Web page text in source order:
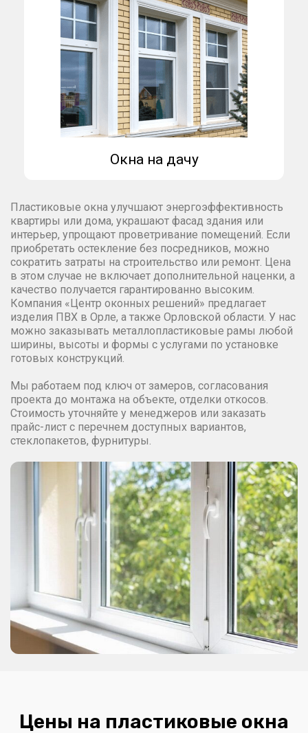
Окна на дачу
Пластиковые окна улучшают энергоэффективность
квартиры или дома, украшают фасад здания или
интерьер, упрощают проветривание помещений. Если
приобретать остекление без посредников, можно
сократить затраты на строительство или ремонт. Цена
в этом случае не включает дополнительной наценки, а
качество получается гарантированно высоким.
Компания «Центр оконных решений» предлагает
изделия ПВХ в Орле, а также Орловской области. У нас
можно заказывать металлопластиковые рамы любой
ширины, высоты и формы с услугами по установке
готовых конструкций.
Мы работаем под ключ от замеров, согласования
проекта до монтажа на объекте, отделки откосов.
Стоимость уточняйте у менеджеров или заказать
прайс-лист с перечнем доступных вариантов,
стеклопакетов, фурнитуры.
Цены на пластиковые окна